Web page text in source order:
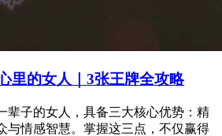
里的女人｜3张王牌全攻略
辈子的女人，具备三大核心优势：精
与情感智慧。掌握这三点，不仅赢得